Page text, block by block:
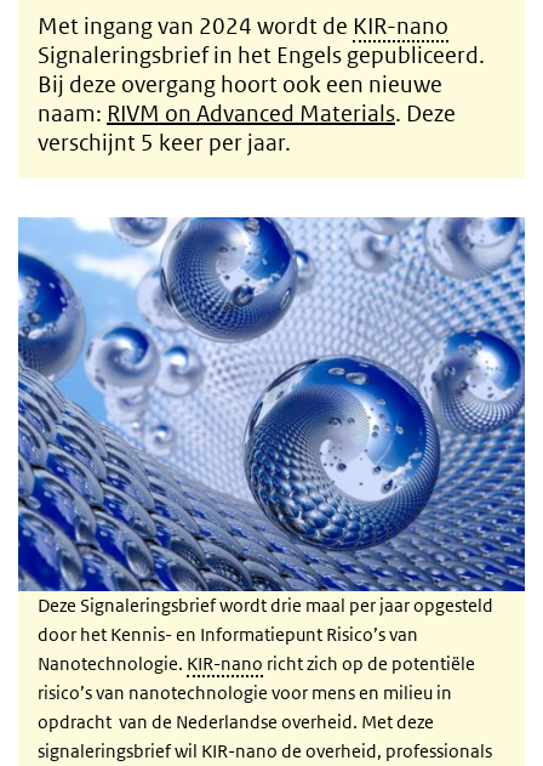
Met ingang van 2024 wordt de KIR-nano
Signaleringsbrief in het Engels gepubliceerd.
Bij deze overgang hoort ook een nieuwe
naam: RIVM on Advanced Materials. Deze
verschijnt 5 keer per jaar.
Deze Signaleringsbrief wordt drie maal per jaar opgesteld
door het Kennis- en Informatiepunt Risico’s van
Nanotechnologie. KIR-nano richt zich op de potentiële
risico’s van nanotechnologie voor mens en milieu in
opdracht van de Nederlandse overheid. Met deze
signaleringsbrief wil KIR-nano de overheid, professionals